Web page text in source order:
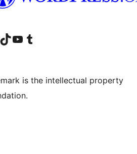
যাওক
আমাৰ TikTok একাউণ্টলৈ যাওকআমাৰ YouTube চেনেললৈ যাওকআমাৰ Tumblr একাউণ্টলৈ যাওক
is the intellectual property